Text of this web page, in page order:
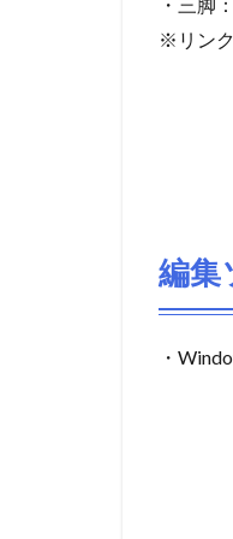
・三脚：
※リンク
編集
・